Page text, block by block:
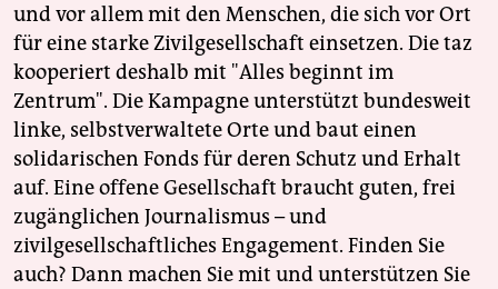
und vor allem mit den Menschen, die sich vor Ort
für eine starke Zivilgesellschaft einsetzen. Die taz
kooperiert deshalb mit "Alles beginnt im
Zentrum". Die Kampagne unterstützt bundesweit
linke, selbstverwaltete Orte und baut einen
solidarischen Fonds für deren Schutz und Erhalt
auf. Eine offene Gesellschaft braucht guten, frei
zugänglichen Journalismus – und
zivilgesellschaftliches Engagement. Finden Sie
auch? Dann machen Sie mit und unterstützen Sie